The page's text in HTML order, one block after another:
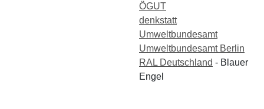
ÖGUT
denkstatt
Umweltbundesamt
Umweltbundesamt Berlin
RAL Deutschland - Blauer
Engel